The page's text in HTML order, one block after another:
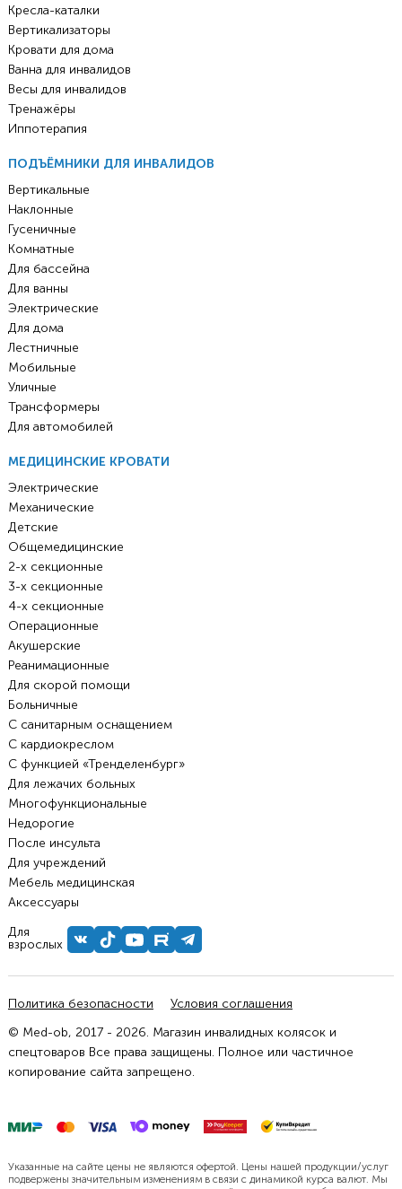
Кресла-каталки
Вертикализаторы
Кровати для дома
Ванна для инвалидов
Весы для инвалидов
Тренажёры
Иппотерапия
ПОДЪЁМНИКИ ДЛЯ ИНВАЛИДОВ
Вертикальные
Наклонные
Гусеничные
Комнатные
Для бассейна
Для ванны
Электрические
Для дома
Лестничные
Мобильные
Уличные
Трансформеры
Для автомобилей
МЕДИЦИНСКИЕ КРОВАТИ
Электрические
Механические
Детские
Общемедицинские
2-х секционные
3-х секционные
4-х секционные
Операционные
Акушерские
Реанимационные
Для скорой помощи
Больничные
С санитарным оснащением
С кардиокреслом
С функцией «Тренделенбург»
Для лежачих больных
Многофункциональные
Недорогие
После инсульта
Для учреждений
Мебель медицинская
Аксессуары
Для
взрослых
Политика безопасности
Условия соглашения
© Med-ob, 2017 - 2026. Магазин инвалидных колясок и
спецтоваров Все права защищены. Полное или частичное
копирование сайта запрещено.
Указанные на сайте цены не являются офертой. Цены нашей продукции/услуг
подвержены значительным изменениям в связи с динамикой курса валют. Мы